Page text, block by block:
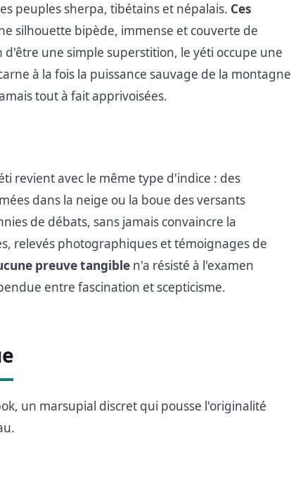
peuples sherpa, tibétains et népalais. Ces
silhouette bipède, immense et couverte de
une simple superstition, le yéti occupe une
à la fois la puissance sauvage de la montagne
tout à fait apprivoisées.
revient avec le même type d'indice : des
dans la neige ou la boue des versants
de débats, sans jamais convaincre la
relevés photographiques et témoignages de
preuve tangible n'a résisté à l'examen
entre fascination et scepticisme.
un marsupial discret qui pousse l'originalité